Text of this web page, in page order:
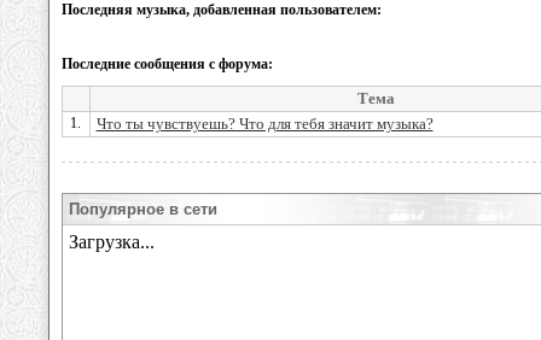
Последняя музыка, добавленная пользователем:
Последние сообщения с форума:
Тема
1. Что ты чувствуешь? Что для тебя значит музыка?
Популярное в сети